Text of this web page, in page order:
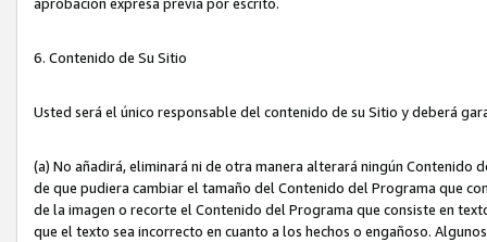
6. Contenido de Su Sitio
Usted será el único responsable del contenido de su Sitio y deberá
(a) No añadirá, eliminará ni de otra manera alterará ningún
de que pudiera cambiar el tamaño del Contenido del Programa que
de la imagen o recorte el Contenido del Programa que consiste en
que el texto sea incorrecto en cuanto a los hechos o engañoso.